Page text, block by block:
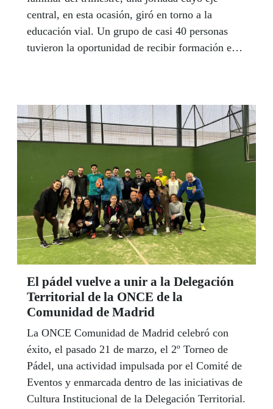
central, en esta ocasión, giró en torno a la
educación vial. Un grupo de casi 40 personas
tuvieron la oportunidad de recibir formación en
El pádel vuelve a unir a la Delegación
Territorial de la ONCE de la
Comunidad de Madrid
La ONCE Comunidad de Madrid celebró con
éxito, el pasado 21 de marzo, el 2º Torneo de
Pádel, una actividad impulsada por el Comité de
Eventos y enmarcada dentro de las iniciativas de
Cultura Institucional de la Delegación Territorial.